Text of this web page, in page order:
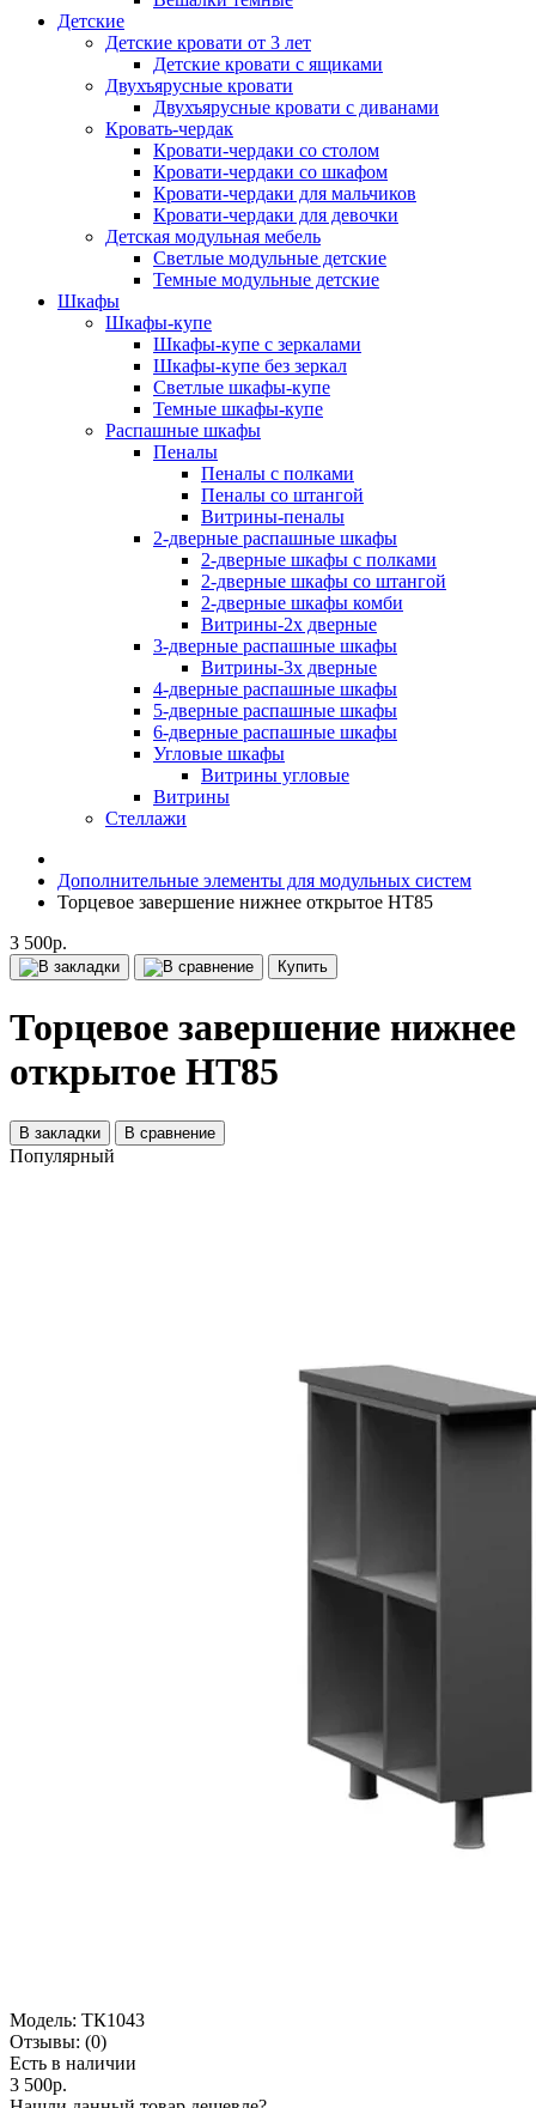
Детские
Детские кровати от 3 лет
Детские кровати с ящиками
Двухъярусные кровати
Двухъярусные кровати с диванами
Кровать-чердак
Кровати-чердаки со столом
Кровати-чердаки со шкафом
Кровати-чердаки для мальчиков
Кровати-чердаки для девочки
Детская модульная мебель
Светлые модульные детские
Темные модульные детские
Шкафы
Шкафы-купе
Шкафы-купе с зеркалами
Шкафы-купе без зеркал
Светлые шкафы-купе
Темные шкафы-купе
Распашные шкафы
Пеналы
Пеналы с полками
Пеналы со штангой
Витрины-пеналы
2-дверные распашные шкафы
2-дверные шкафы с полками
2-дверные шкафы со штангой
2-дверные шкафы комби
Витрины-2х дверные
3-дверные распашные шкафы
Витрины-3х дверные
4-дверные распашные шкафы
5-дверные распашные шкафы
6-дверные распашные шкафы
Угловые шкафы
Витрины угловые
Витрины
Стеллажи
Дополнительные элементы для модульных систем
Торцевое завершение нижнее открытое НТ85
3 500р.
Купить
Торцевое завершение нижнее
открытое НТ85
В закладки В сравнение
Популярный
Модель: ТК1043
Отзывы: (0)
Есть в наличии
3 500р.